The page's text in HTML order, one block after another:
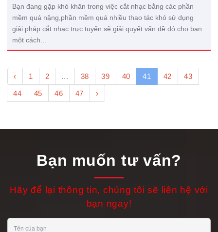
Bạn đang gặp khó khăn trong việc cắt nhạc bằng các phần
mềm quá nặng,phần mềm quá nhiều thao tác khó sử dụng
giải pháp cắt nhạc trực tuyến sẽ giải quyết vấn đề đó cho bạn
một cách...
‹ 1 2 ... 38 39 40 41 42 43
44 45 46 47 ›
Bạn muốn tư vấn?
Hãy để lại thông tin, chúng tôi sẽ liên hệ với
bạn ngay!